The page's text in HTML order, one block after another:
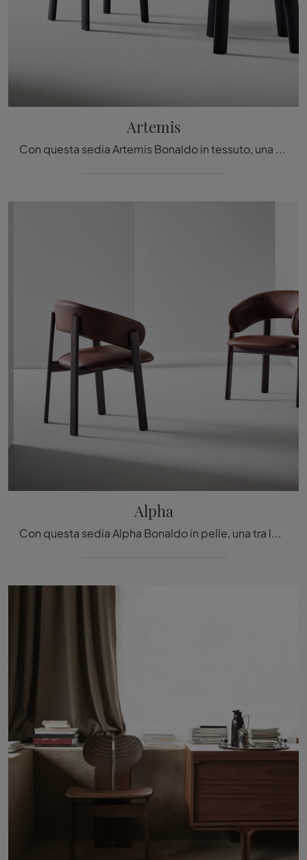
Artemis
Con questa sedia Artemis Bonaldo in tessuto, una tra le nostre sedute fisse design, potrai impreziosire i tuoi spazi.
Alpha
Con questa sedia Alpha Bonaldo in pelle, una tra le nostre sedute fisse design, potrai completare i tuoi spazi.